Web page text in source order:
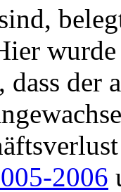
dass
2006